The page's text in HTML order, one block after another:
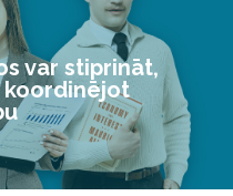
var stiprināt,
koordinējot